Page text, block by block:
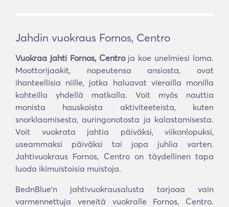
Jahdin vuokraus Fornos, Centro
Vuokraa jahti Fornos, Centroja koe unelmiesi loma.
Moottorijaakit, nopeutensa ansiosta, ovat
ihanteellisia niille, jotka haluavat vierailla monilla
kohteilla yhdellä matkalla. Voit myös nauttia
monista hauskoista aktiviteeteista, kuten
snorklaamisesta, auringonotosta ja kalastamisesta.
Voit vuokrata jahtia päiväksi, viikonlopuksi,
useammaksi päiväksi tai jopa juhlia varten.
Jahtivuokraus Fornos, Centro on täydellinen tapa
luoda ikimuistoisia muistoja.
BednBlue'n jahtivuokrausalusta tarjoaa vain
varmennettuja veneitä vuokralle Fornos, Centro.